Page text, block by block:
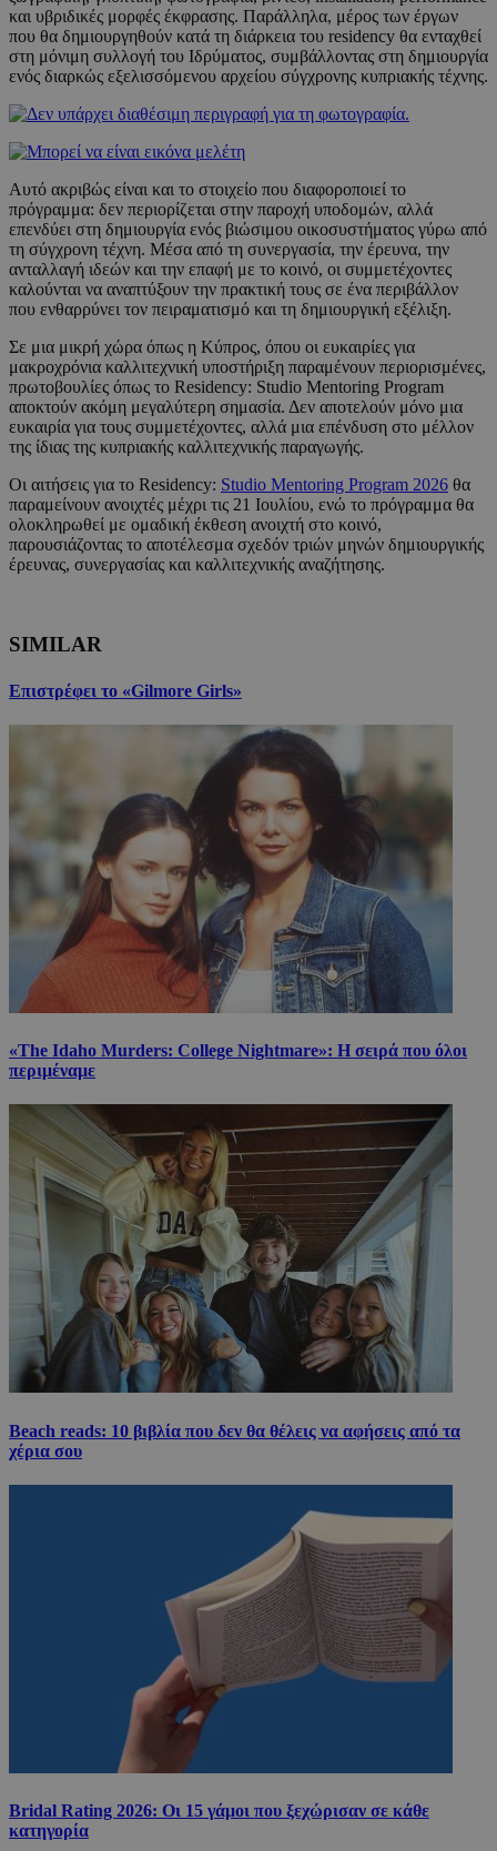
και υβριδικές μορφές έκφρασης. Παράλληλα, μέρος των έργων
που θα δημιουργηθούν κατά τη διάρκεια του residency θα ενταχθεί
στη μόνιμη συλλογή του Ιδρύματος, συμβάλλοντας στη δημιουργία
ενός διαρκώς εξελισσόμενου αρχείου σύγχρονης κυπριακής τέχνης.
Αυτό ακριβώς είναι και το στοιχείο που διαφοροποιεί το
πρόγραμμα: δεν περιορίζεται στην παροχή υποδομών, αλλά
επενδύει στη δημιουργία ενός βιώσιμου οικοσυστήματος γύρω από
τη σύγχρονη τέχνη. Μέσα από τη συνεργασία, την έρευνα, την
ανταλλαγή ιδεών και την επαφή με το κοινό, οι συμμετέχοντες
καλούνται να αναπτύξουν την πρακτική τους σε ένα περιβάλλον
που ενθαρρύνει τον πειραματισμό και τη δημιουργική εξέλιξη.
Σε μια μικρή χώρα όπως η Κύπρος, όπου οι ευκαιρίες για
μακροχρόνια καλλιτεχνική υποστήριξη παραμένουν περιορισμένες,
πρωτοβουλίες όπως το Residency: Studio Mentoring Program
αποκτούν ακόμη μεγαλύτερη σημασία. Δεν αποτελούν μόνο μια
ευκαιρία για τους συμμετέχοντες, αλλά μια επένδυση στο μέλλον
της ίδιας της κυπριακής καλλιτεχνικής παραγωγής.
Οι αιτήσεις για το Residency: Studio Mentoring Program 2026 θα
παραμείνουν ανοιχτές μέχρι τις 21 Ιουλίου, ενώ το πρόγραμμα θα
ολοκληρωθεί με ομαδική έκθεση ανοιχτή στο κοινό,
παρουσιάζοντας το αποτέλεσμα σχεδόν τριών μηνών δημιουργικής
έρευνας, συνεργασίας και καλλιτεχνικής αναζήτησης.
SIMILAR
Επιστρέφει το «Gilmore Girls»
«The Idaho Murders: College Nightmare»: Η σειρά που όλοι
περιμέναμε
Beach reads: 10 βιβλία που δεν θα θέλεις να αφήσεις από τα
χέρια σου
Bridal Rating 2026: Οι 15 γάμοι που ξεχώρισαν σε κάθε
κατηγορία